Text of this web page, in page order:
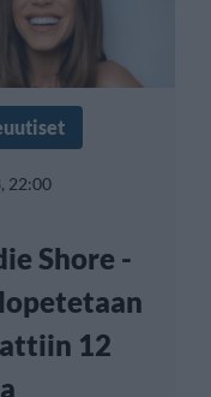
22:00
Shore -
12